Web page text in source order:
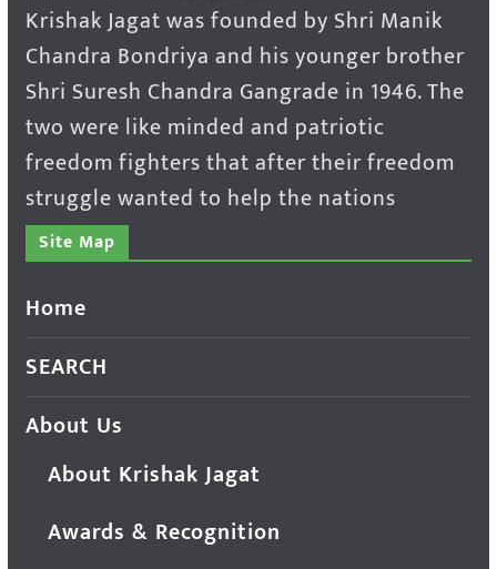
Krishak Jagat was founded by Shri Manik
Chandra Bondriya and his younger brother
Shri Suresh Chandra Gangrade in 1946. The
two were like minded and patriotic
freedom fighters that after their freedom
struggle wanted to help the nations
Site Map
Home
SEARCH
About Us
About Krishak Jagat
Awards & Recognition